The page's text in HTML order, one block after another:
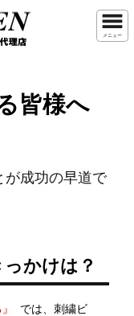
メニュー
皆様へ
成功の早道で
かけは？
では、刺繍ビ